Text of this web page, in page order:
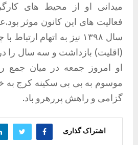
میدانی او از محیط های
فعالیت های این کانون موثر
سال ۱۳۹۸ نیز به اتهام
(اقلیت) بازداشت و سه سال را در
او امروز جمعه در میان جمع
موسوم به بی بی سکینه کرج به
گزامی و راهش پررهرو باد.
اشتراک گذاری